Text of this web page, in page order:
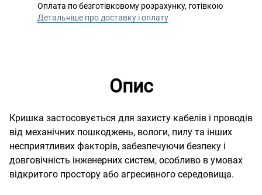
Оплата по безготівковому розрахунку, готівкою
Детальніше про доставку і оплату
Опис
Кришка застосовується для захисту кабелів і проводів
від механічних пошкоджень, вологи, пилу та інших
несприятливих факторів, забезпечуючи безпеку і
довговічність інженерних систем, особливо в умовах
відкритого простору або агресивного середовища.